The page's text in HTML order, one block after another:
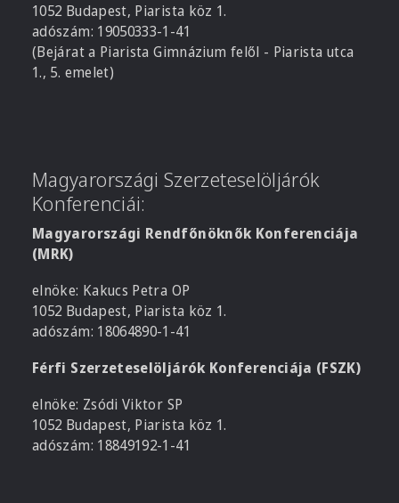
1052 Budapest, Piarista köz 1.
adószám: 19050333-1-41
(Bejárat a Piarista Gimnázium felől - Piarista utca
1., 5. emelet)
Magyarországi Szerzeteselöljárók
Konferenciái:
Magyarországi Rendfőnöknők Konferenciája
(MRK)
elnöke: Kakucs Petra OP
1052 Budapest, Piarista köz 1.
adószám: 18064890-1-41
Férfi Szerzeteselöljárók Konferenciája (FSZK)
elnöke: Zsódi Viktor SP
1052 Budapest, Piarista köz 1.
adószám: 18849192-1-41